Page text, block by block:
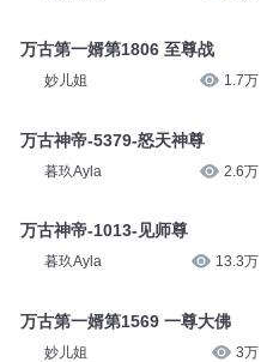
万古第一婿第1806 至尊战
妙儿姐 1.7万
万古神帝-5379-怒天神尊
暮玖Ayla 2.6万
万古神帝-1013-见师尊
暮玖Ayla 13.3万
万古第一婿第1569 一尊大佛
妙儿姐 3万